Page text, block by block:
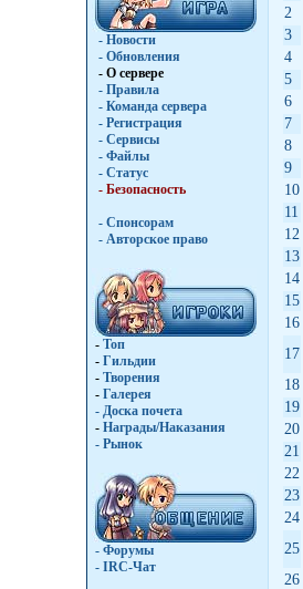
- Новости
- Обновления
- О сервере
- Правила
- Команда сервера
- Регистрация
- Сервисы
- Файлы
- Статус
- Безопасность
- Спонсорам
- Авторское право
- Топ
- Гильдии
- Творения
- Галерея
- Доска почета
- Награды/Наказания
- Рынок
- Форумы
- IRC-Чат
2
3
4
5
6
7
8
9
10
11
12
13
14
15
16
17
18
19
20
21
22
23
24
25
26